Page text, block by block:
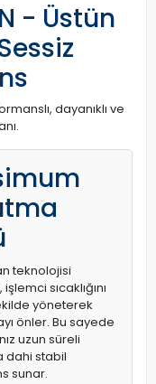
- Üstün
dayanıklı ve
teknolojisi
sıcaklığını
yöneterek
önler. Bu sayede
uzun süreli
dahi stabil
sunar.